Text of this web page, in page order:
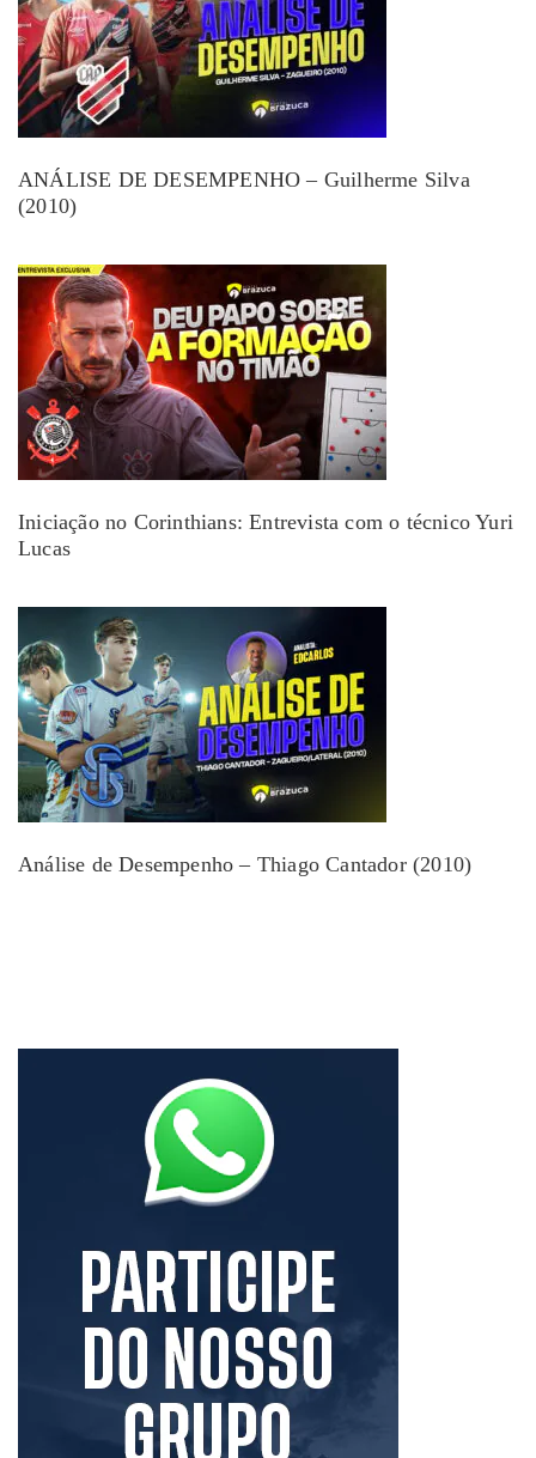
ANÁLISE DE DESEMPENHO – Guilherme Silva
(2010)
Iniciação no Corinthians: Entrevista com o técnico Yuri
Lucas
Análise de Desempenho – Thiago Cantador (2010)